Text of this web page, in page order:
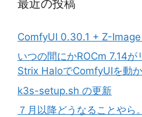
最近の投稿
ComfyUI 0.30.1 + Z-
いつの間にかROCm 7.14が
Strix HaloでComfyUIを動か
k3s-setup.sh の更新
７月以降どうなることやら。